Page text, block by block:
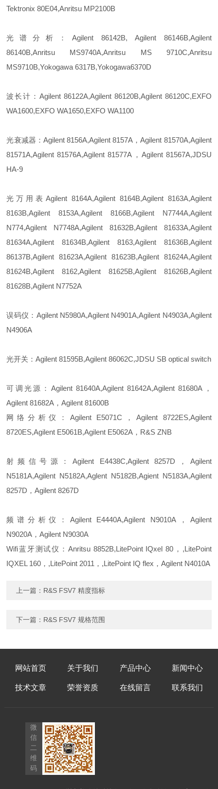
Tektronix 80E04,Anritsu MP2100B
光谱分析：Agilent 86142B, Agilent 86146B,Agilent
86140B,Anritsu MS9740A,Anritsu MS 9710C,Anritsu
MS9710B,Yokogawa 6317B,Yokogawa6370D
波长计：Agilent 86122A,Agilent 86120B,Agilent 86120C,EXFO
WA1600,EXFO WA1650,EXFO WA1100
光衰减器：Agilent 8156A,Agilent 8157A，Agilent 81570A,Agilent
81571A,Agilent 81576A,Agilent 81577A，Agilent 81567A,JDSU
HA-9
光万用表Agilent 8164A,Agilent 8164B,Agilent 8163A,Agilent
8163B,Agilent 8153A,Agilent 8166B,Agilent N7744A,Agilent
N774,Agilent N7748A,Agilent 81632B,Agilent 81633A,Agilent
81634A,Agilent 81634B,Agilent 8163,Agilent 81636B,Agilent
86137B,Agilent 81623A,Agilent 81623B,Agilent 81624A,Agilent
81624B,Agilent 8162,Agilent 81625B,Agilent 81626B,Agilent
81628B,Agilent N7752A
误码仪：Agilent N5980A,Agilent N4901A,Agilent N4903A,Agilent
N4906A
光开关：Agilent 81595B,Agilent 86062C,JDSU SB optical switch
可调光源：Agilent 81640A,Agilent 81642A,Agilent 81680A，
Agilent 81682A，Agilent 81600B
网络分析仪：Agilent E5071C，Agilent 8722ES,Agilent
8720ES,Agilent E5061B,Agilent E5062A，R&S ZNB
射频信号源：Agilent E4438C,Agilent 8257D，Agilent
N5181A,Agilent N5182A,Aglent N5182B,Agient N5183A,Agilent
8257D，Agilent 8267D
频谱分析仪：Agilent E4440A,Agilent N9010A，Agilent
N9020A，Agilent N9030A
Wifi蓝牙测试仪：Anritsu 8852B,LitePoint IQxel 80，,LitePoint
IQXEL 160，,LitePoint 2011，,LitePoint IQ flex，Agilent N4010A
上一篇： R&S FSV7 精度指标
下一篇： R&S FSV7 规格范围
网站首页 关于我们 产品中心 新闻中心
技术文章 荣誉资质 在线留言 联系我们
微
信
二
维
码